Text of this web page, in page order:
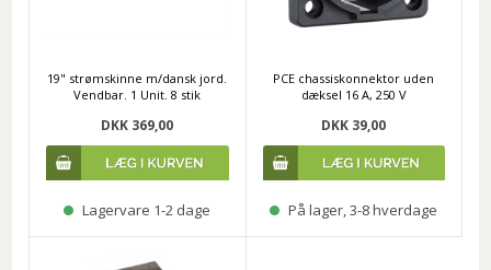
19" strømskinne m/dansk jord.
Vendbar. 1 Unit. 8 stik
DKK 369,00
Lagervare 1-2 dage
PCE chassiskonnektor uden
dæksel 16 A, 250 V
DKK 39,00
På lager, 3-8 hverdage